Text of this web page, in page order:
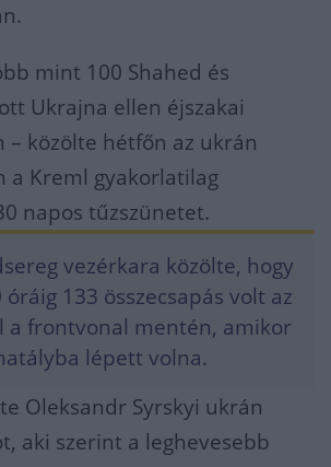
mint 100 Shahed és
Ukrajna ellen éjszakai
– közölte hétfőn az ukrán
a Kreml gyakorlatilag
napos tűzszünetet.
vezérkara közölte, hogy
133 összecsapás volt az
a frontvonal mentén, amikor
lépett volna.
Oleksandr Syrskyi ukrán
aki szerint a leghevesebb